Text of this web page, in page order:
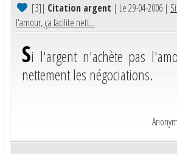
[3]| Citation argent | Le 29-04-2006 |
l'amour, ça facilite nett...
Si l'argent n'achète pas
nettement les négociations.